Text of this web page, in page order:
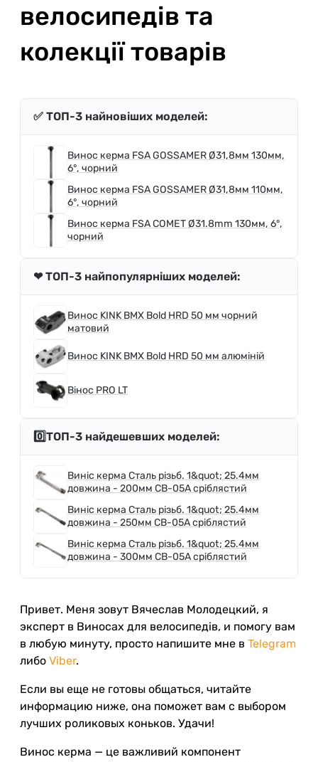
велосипедів та
колекції товарів
✅ ТОП-3 найновіших моделей:
Винос керма FSA GOSSAMER Ø31,8мм 130мм,
6°, чорний
Винос керма FSA GOSSAMER Ø31,8мм 110мм,
6°, чорний
Винос керма FSA COMET Ø31.8mm 130мм, 6°,
чорний
❤ ТОП-3 найпопулярніших моделей:
Винос KINK BMX Bold HRD 50 мм чорний
матовий
Винос KINK BMX Bold HRD 50 мм алюміній
Вінос PRO LT
0️⃣ТОП-3 найдешевших моделей:
Виніс керма Сталь різьб. 1&quot; 25.4мм
довжина - 200мм CB-05A срiблястий
Виніс керма Сталь різьб. 1&quot; 25.4мм
довжина - 250мм CB-05A срiблястий
Виніс керма Сталь різьб. 1&quot; 25.4мм
довжина - 300мм CB-05A срiблястий
Привет. Меня зовут Вячеслав Молодецкий, я
эксперт в Виносах для велосипедів, и помогу вам
в любую минуту, просто напишите мне в Telegram
либо Viber.
Если вы еще не готовы общаться, читайте
информацию ниже, она поможет вам с выбором
лучших роликовых коньков. Удачи!
Винос керма — це важливий компонент